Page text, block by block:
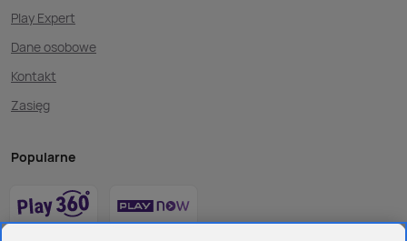
Play Expert
Dane osobowe
Kontakt
Zasięg
Popularne